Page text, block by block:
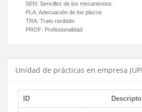
SEN: Sencillez de los mecanismos
PLA: Adecuación de los plazos
TRA: Trato recibido
PROF: Profesionalidad
Unidad de prácticas en empresa
ID